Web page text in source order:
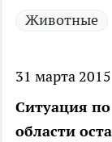
Животные
31 марта 2015
Ситуация
области